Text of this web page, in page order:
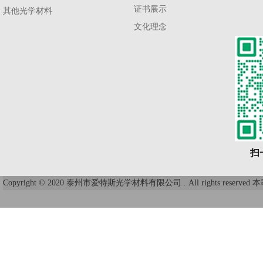
其他光学材料
证书展示
文化理念
扫
Copyright © 2020 泰州市爱特斯光学材料有限公司 . All rights reserved